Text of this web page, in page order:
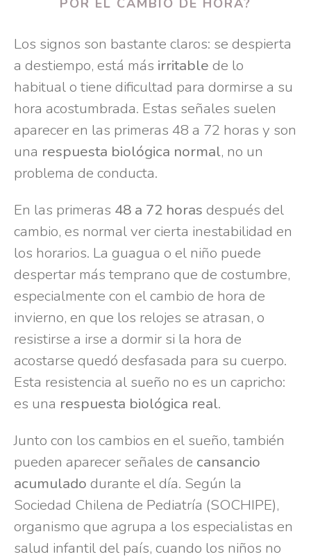
POR EL CAMBIO DE HORA?
Los signos son bastante claros: se despierta
a destiempo, está más irritable de lo
habitual o tiene dificultad para dormirse a su
hora acostumbrada. Estas señales suelen
aparecer en las primeras 48 a 72 horas y son
una respuesta biológica normal, no un
problema de conducta.
En las primeras 48 a 72 horas después del
cambio, es normal ver cierta inestabilidad en
los horarios. La guagua o el niño puede
despertar más temprano que de costumbre,
especialmente con el cambio de hora de
invierno, en que los relojes se atrasan, o
resistirse a irse a dormir si la hora de
acostarse quedó desfasada para su cuerpo.
Esta resistencia al sueño no es un capricho:
es una respuesta biológica real.
Junto con los cambios en el sueño, también
pueden aparecer señales de cansancio
acumulado durante el día. Según la
Sociedad Chilena de Pediatría (SOCHIPE),
organismo que agrupa a los especialistas en
salud infantil del país, cuando los niños no